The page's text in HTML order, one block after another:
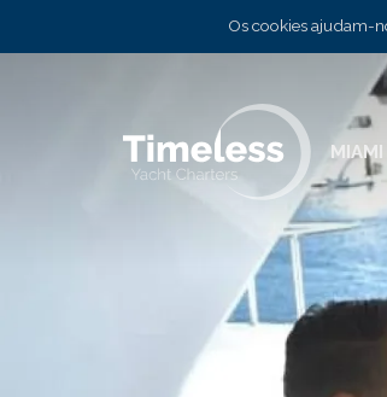
Os cookies ajudam-
MIAMI